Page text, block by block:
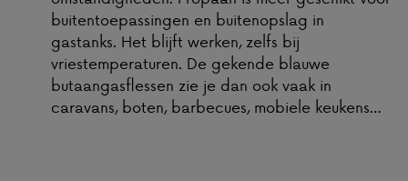
buitentoepassingen en buitenopslag in
gastanks. Het blijft werken, zelfs bij
vriestemperaturen. De gekende blauwe
butaangasflessen zie je dan ook vaak in
caravans, boten, barbecues, mobiele keukens…